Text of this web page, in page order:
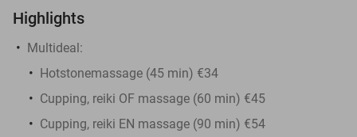
Highlights
Multideal:
Hotstonemassage (45 min) €34
Cupping, reiki OF massage (60 min) €45
Cupping, reiki EN massage (90 min) €54